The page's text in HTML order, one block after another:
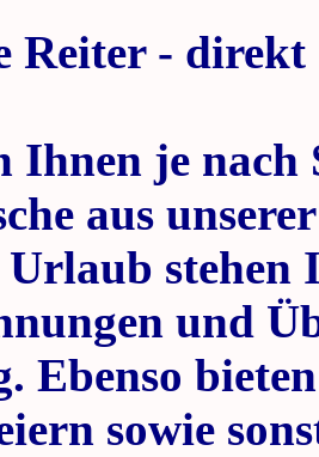
Reiter - direkt
Ihnen je nach
aus
stehen
und
Ebenso
sowie